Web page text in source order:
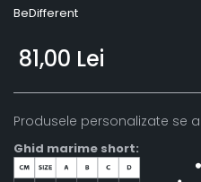
BeDifferent
81,00 Lei
Produsele personalizate se
Ghid marime short: